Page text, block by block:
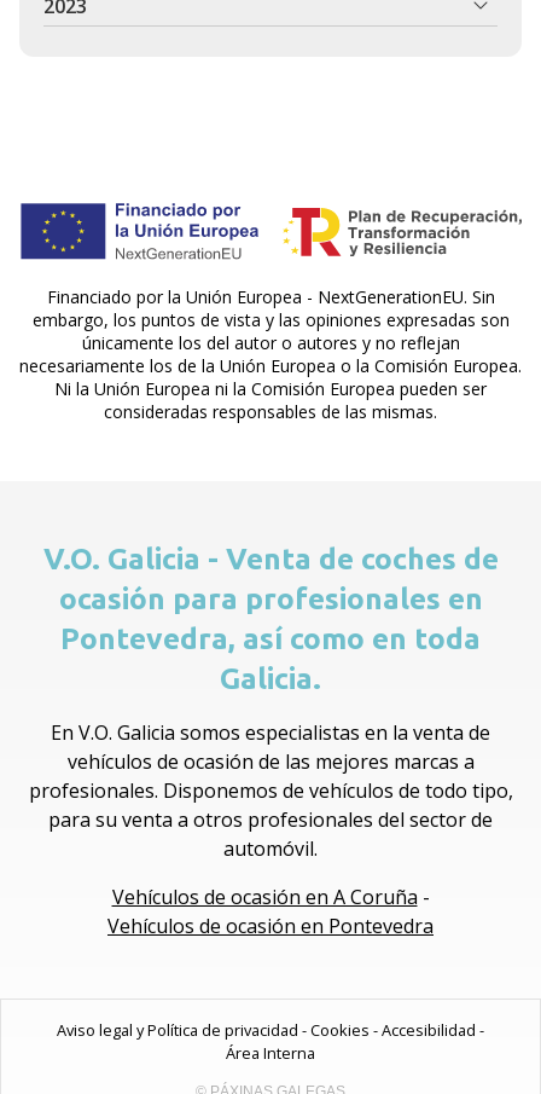
2023
Financiado por la Unión Europea - NextGenerationEU. Sin
embargo, los puntos de vista y las opiniones expresadas son
únicamente los del autor o autores y no reflejan
necesariamente los de la Unión Europea o la Comisión Europea.
Ni la Unión Europea ni la Comisión Europea pueden ser
consideradas responsables de las mismas.
V.O. Galicia - Venta de coches de
ocasión para profesionales en
Pontevedra, así como en toda
Galicia.
En V.O. Galicia somos especialistas en la venta de
vehículos de ocasión de las mejores marcas a
profesionales. Disponemos de vehículos de todo tipo,
para su venta a otros profesionales del sector de
automóvil.
Vehículos de ocasión en A Coruña -
Vehículos de ocasión en Pontevedra
Aviso legal y Política de privacidad -Cookies -Accesibilidad -
Área Interna